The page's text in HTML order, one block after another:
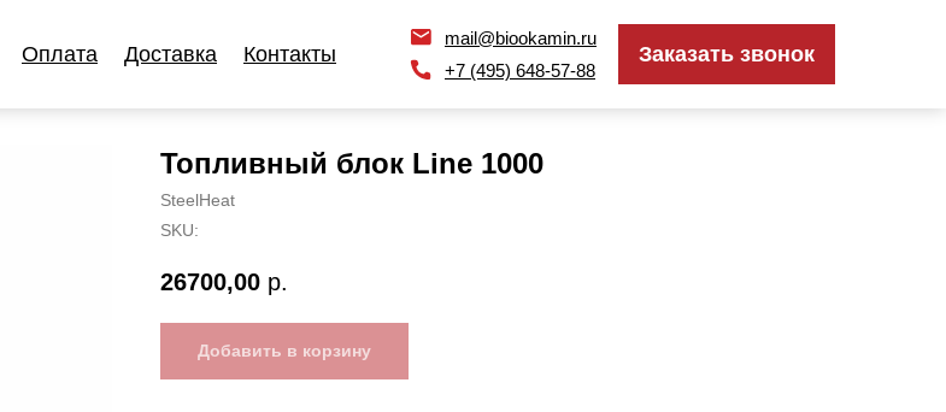
Доставка Контакты
Оплата Заказать звонок
+7 (495) 648-57-88
mail@biookamin.ru
Доставка Контакты
Оплата Заказать звонок
+7 (495) 648-57-88
mail@biookamin.ru
Топливный блок Line 1000
SteelHeat
SKU:
26700,00 р.
Добавить в корзину